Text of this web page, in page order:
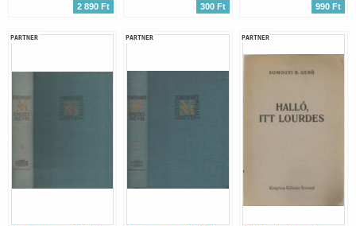
2 890 Ft 300 Ft 990 Ft
PARTNER PARTNER PARTNER